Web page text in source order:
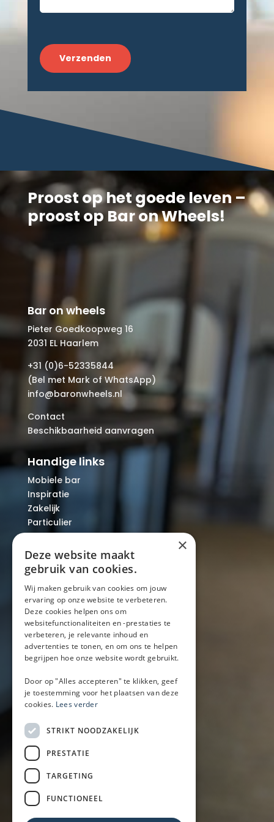
Proost op het goede leven –
proost op Bar on Wheels!
Bar on wheels
Pieter Goedkoopweg 16
2031 EL Haarlem
+31 (0)6-52335844
(Bel met Mark of WhatsApp)
info@baronwheels.nl
Contact
Beschikbaarheid aanvragen
Handige links
Mobiele bar
Inspiratie
Zakelijk
Particulier
Over ons
Blog
Locaties
Mobiele bar
Mobiele bar huren
Bier/wijn/fris bar
Champagnebar
Wijnbar
Aperol spritz bar
Arrangementen
Lunch
Borrel met hapjes
BBQ
Buffet
Walking dinner
×
Deze website maakt
gebruik van cookies.
Wij maken gebruik van cookies om jouw
ervaring op onze website te verbeteren.
Deze cookies helpen ons om
websitefunctionaliteiten en -prestaties te
verbeteren, je relevante inhoud en
advertenties te tonen, en om ons te helpen
begrijpen hoe onze website wordt gebruikt.
Door op "Alles accepteren" te klikken, geef
je toestemming voor het plaatsen van deze
cookies. Lees verder
STRIKT NOODZAKELIJK
PRESTATIE
TARGETING
FUNCTIONEEL